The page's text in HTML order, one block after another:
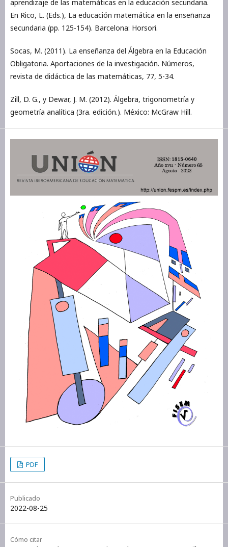
aprendizaje de las matemáticas en la educación secundaria.
En Rico, L. (Eds.), La educación matemática en la enseñanza
secundaria (pp. 125-154). Barcelona: Horsori.
Socas, M. (2011). La enseñanza del Álgebra en la Educación
Obligatoria. Aportaciones de la investigación. Números,
revista de didáctica de las matemáticas, 77, 5-34.
Zill, D. G., y Dewar, J. M. (2012). Álgebra, trigonometría y
geometría analítica (3ra. edición.). México: McGraw Hill.
PDF
Publicado
2022-08-25
Cómo citar